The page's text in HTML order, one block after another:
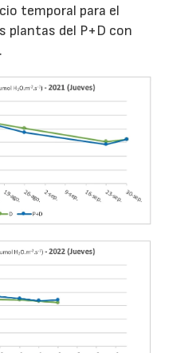
temporal para el
plantas del P+D con